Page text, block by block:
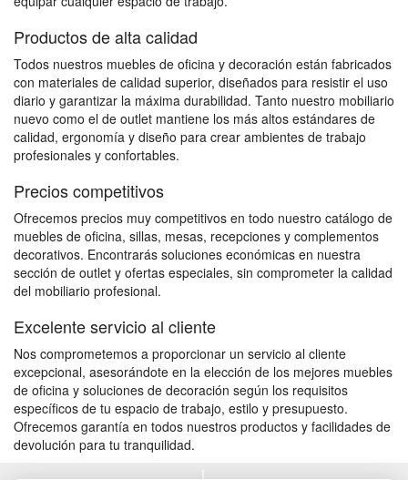
Productos de alta calidad
Todos nuestros muebles de oficina y decoración están fabricados
con materiales de calidad superior, diseñados para resistir el uso
diario y garantizar la máxima durabilidad. Tanto nuestro mobiliario
nuevo como el de outlet mantiene los más altos estándares de
calidad, ergonomía y diseño para crear ambientes de trabajo
profesionales y confortables.
Precios competitivos
Ofrecemos precios muy competitivos en todo nuestro catálogo de
muebles de oficina, sillas, mesas, recepciones y complementos
decorativos. Encontrarás soluciones económicas en nuestra
sección de outlet y ofertas especiales, sin comprometer la calidad
del mobiliario profesional.
Excelente servicio al cliente
Nos comprometemos a proporcionar un servicio al cliente
excepcional, asesorándote en la elección de los mejores muebles
de oficina y soluciones de decoración según los requisitos
específicos de tu espacio de trabajo, estilo y presupuesto.
Ofrecemos garantía en todos nuestros productos y facilidades de
devolución para tu tranquilidad.